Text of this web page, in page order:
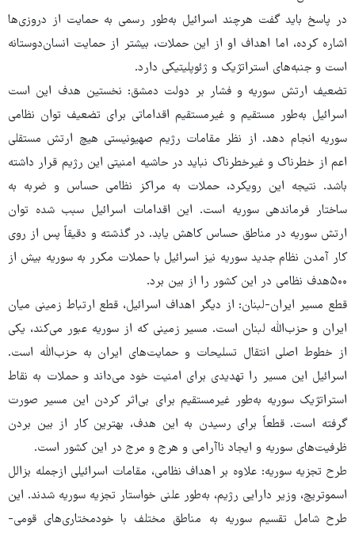
در پاسخ باید گفت هرچند اسرائیل به‌طور رسمی به حمایت از دروزی‌ها
اشاره کرده، اما اهداف او از این حملات، بیشتر از حمایت انسان‌دوستانه
است و جنبه‌های استراتژیک و ژئوپلیتیکی دارد.
تضعیف ارتش سوریه و فشار بر دولت دمشق: نخستین هدف این است
اسرائیل به‌طور مستقیم و غیرمستقیم اقداماتی برای تضعیف توان نظامی
سوریه انجام دهد. از نظر مقامات رژیم صهیونیستی هیچ ارتش مستقلی
اعم از خطرناک و غیرخطرناک نباید در حاشیه امنیتی این رژیم قرار داشته
باشد. نتیجه این رویکرد، حملات به مراکز نظامی حساس و ضربه به
ساختار فرماندهی سوریه است. این اقدامات اسرائیل سبب شده توان
ارتش سوریه در مناطق حساس کاهش یابد. در گذشته و دقیقاً پس از روی
کار آمدن نظام جدید سوریه نیز اسرائیل با حملات مکرر به سوریه بیش از
۵۰۰هدف نظامی در این کشور را از بین برد.
قطع مسیر ایران-لبنان: از دیگر اهداف اسرائیل، قطع ارتباط زمینی میان
ایران و حزب‌الله لبنان است. مسیر زمینی که از سوریه عبور می‌کند، یکی
از خطوط اصلی انتقال تسلیحات و حمایت‌های ایران به حزب‌الله است.
اسرائیل این مسیر را تهدیدی برای امنیت خود می‌داند و حملات به نقاط
استراتژیک سوریه به‌طور غیرمستقیم برای بی‌اثر کردن این مسیر صورت
گرفته است. قطعاً برای رسیدن به این هدف، بهترین کار از بین بردن
ظرفیت‌های سوریه و ایجاد ناآرامی و هرج و مرج در این کشور است.
طرح تجزیه سوریه: علاوه بر اهداف نظامی، مقامات اسرائیلی ازجمله بزالل
اسموتریچ، وزیر دارایی رژیم، به‌طور علنی خواستار تجزیه سوریه شدند. این
طرح شامل تقسیم سوریه به مناطق مختلف با خودمختاری‌های قومی-